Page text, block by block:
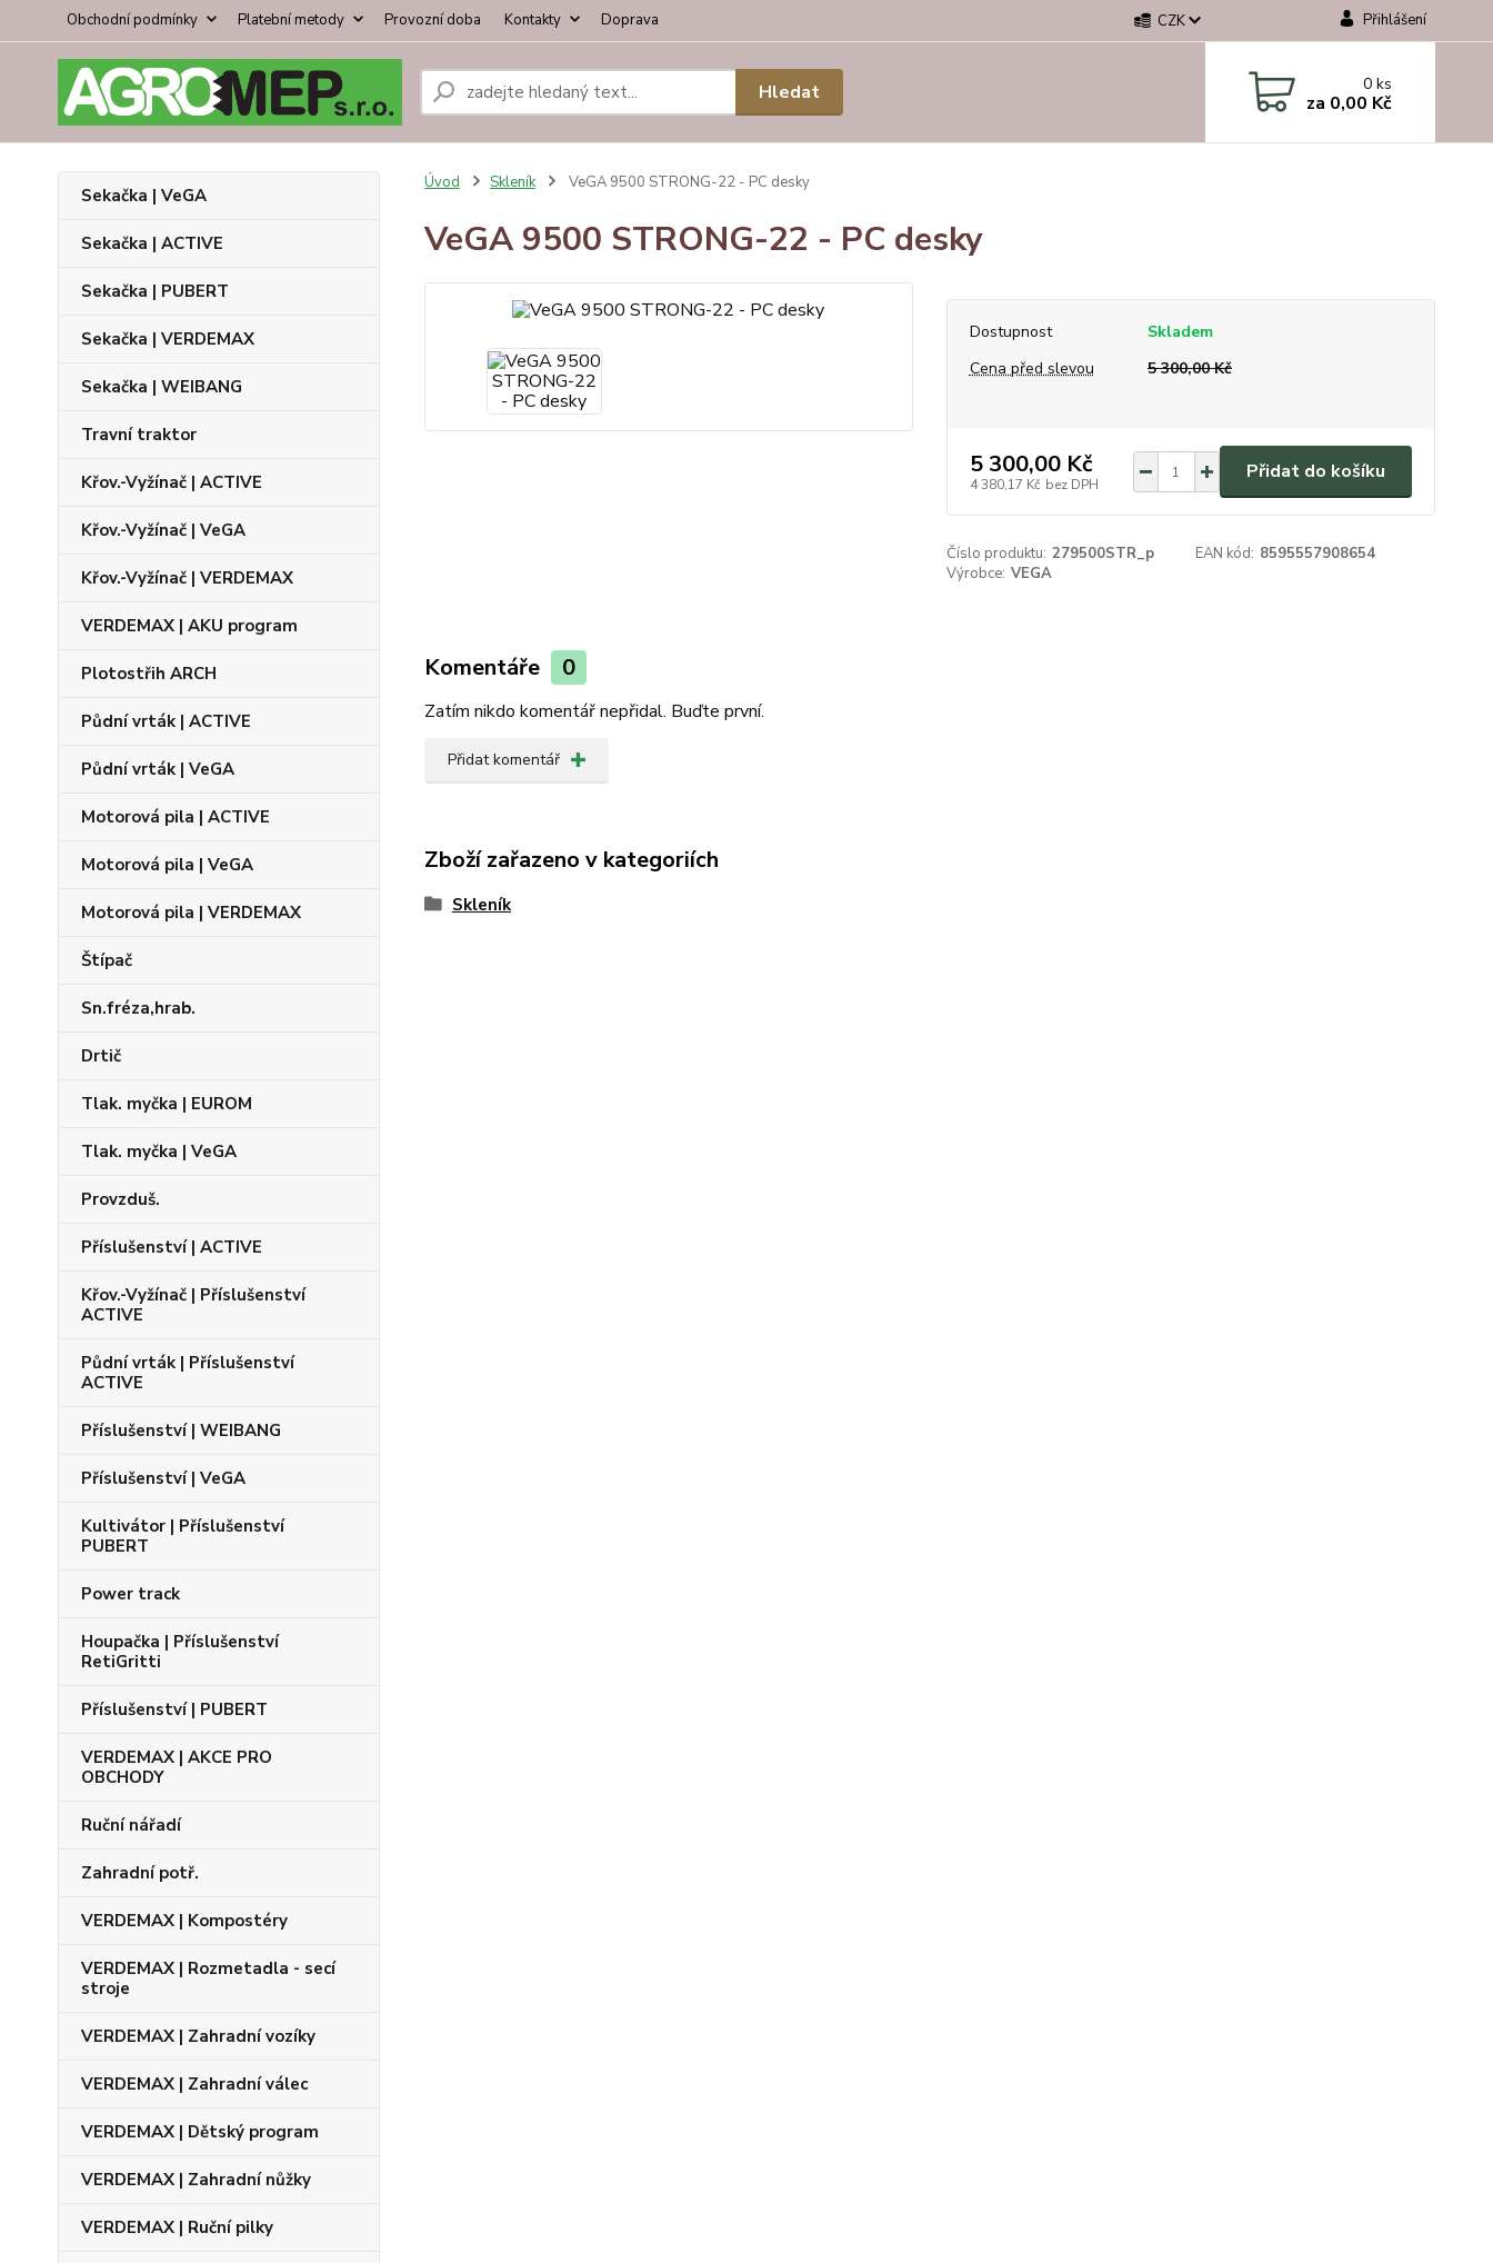
Obchodní podmínky Platební metody Provozní doba Kontakty Doprava CZK Přihlášení
Hledat 0ks
za 0,00 Kč
Sekačka | VeGA
Sekačka | ACTIVE
Sekačka | PUBERT
Sekačka | VERDEMAX
Sekačka | WEIBANG
Travní traktor
Křov.-Vyžínač | ACTIVE
Křov.-Vyžínač | VeGA
Křov.-Vyžínač | VERDEMAX
VERDEMAX | AKU program
Plotostřih ARCH
Půdní vrták | ACTIVE
Půdní vrták | VeGA
Motorová pila | ACTIVE
Motorová pila | VeGA
Motorová pila | VERDEMAX
Štípač
Sn.fréza,hrab.
Drtič
Tlak. myčka | EUROM
Tlak. myčka | VeGA
Provzduš.
Příslušenství | ACTIVE
Křov.-Vyžínač | Příslušenství
ACTIVE
Půdní vrták | Příslušenství
ACTIVE
Příslušenství | WEIBANG
Příslušenství | VeGA
Kultivátor | Příslušenství
PUBERT
Power track
Houpačka | Příslušenství
RetiGritti
Příslušenství | PUBERT
VERDEMAX | AKCE PRO
OBCHODY
Ruční nářadí
Zahradní potř.
VERDEMAX | Kompostéry
VERDEMAX | Rozmetadla - secí
stroje
VERDEMAX | Zahradní vozíky
VERDEMAX | Zahradní válec
VERDEMAX | Dětský program
VERDEMAX | Zahradní nůžky
VERDEMAX | Ruční pilky
Úvod Skleník VeGA 9500 STRONG-22 - PC desky
VeGA 9500 STRONG-22 - PC desky
Dostupnost
Skladem
Cena před slevou
5 300,00 Kč
5 300,00 Kč
4 380,17 Kč bez DPH
Přidat do košíku
Číslo produktu: 279500STR_p EAN kód: 8595557908654
Výrobce: VEGA
Komentáře 0
Zatím nikdo komentář nepřidal. Buďte první.
Přidat komentář
Zboží zařazeno v kategoriích
Skleník